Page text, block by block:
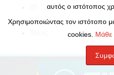
Επόμενο
αυτός ο ιστότοπος
Χρησιμοποιώντας τον ιστότοπο
cookies. Μάθε